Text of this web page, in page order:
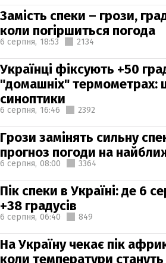
Замість спеки – грози,
коли погіршиться погода
6 серпня, 18:53 2134
Українці фіксують +50
"домашніх" термометрах:
синоптики
6 серпня, 16:46 2392
Грози замінять сильну
прогноз погоди на
6 серпня, 08:00 3364
Пік спеки в Україні: де 6
+38 градусів
6 серпня, 06:40 849
На Україну чекає пік
коли температури стануть